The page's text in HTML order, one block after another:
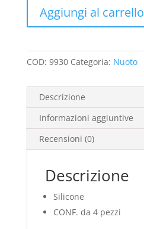
Tappi
Orecchie
quantità
Aggiungi al carrello
COD: 9930 Categoria: Nuoto
Descrizione
Informazioni aggiuntive
Recensioni (0)
Descrizione
Silicone
CONF. da 4 pezzi